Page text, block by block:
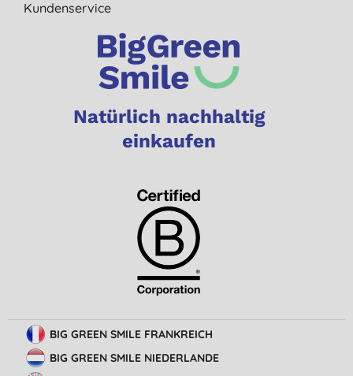
Kundenservice
Natürlich nachhaltig
einkaufen
BIG GREEN SMILE FRANKREICH
BIG GREEN SMILE NIEDERLANDE